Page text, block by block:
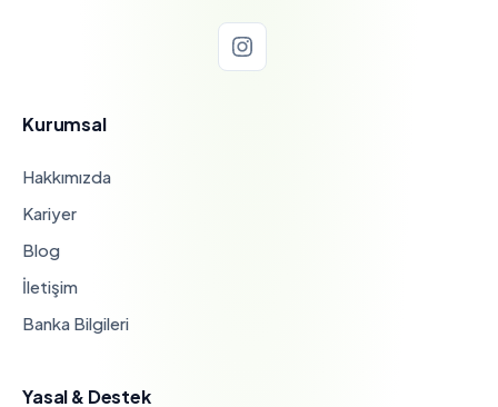
Kurumsal
Hakkımızda
Kariyer
Blog
İletişim
Banka Bilgileri
Yasal & Destek